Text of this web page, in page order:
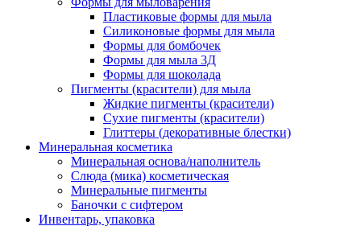
Пластиковые формы для мыла
Силиконовые формы для мыла
Формы для бомбочек
Формы для мыла 3Д
Формы для шоколада
Пигменты (красители) для мыла
Жидкие пигменты (красители)
Сухие пигменты (красители)
Глиттеры (декоративные блестки)
Минеральная косметика
Минеральная основа/наполнитель
Слюда (мика) косметическая
Минеральные пигменты
Баночки с сифтером
Инвентарь, упаковка